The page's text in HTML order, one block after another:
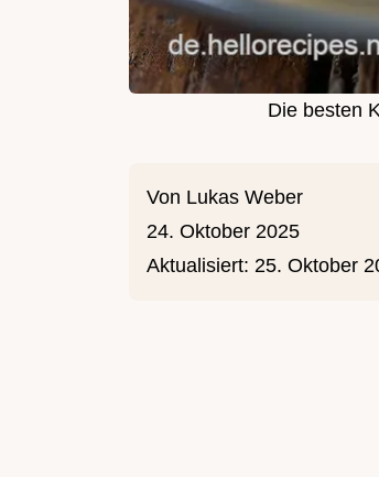
Die besten
Von Lukas Weber
24. Oktober 2025
Aktualisiert: 25. Oktober